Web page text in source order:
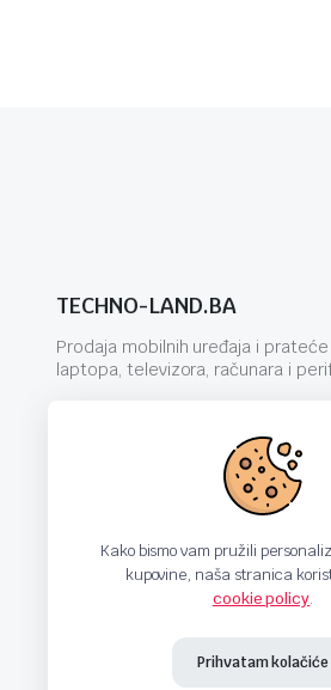
TECHNO-LAND.BA
Prodaja mobilnih uređaja i
laptopa, televizora, računara i
Kako bismo vam pružili
kupovine, naša stranica
cookie policy.
Prihvatam kolačiće